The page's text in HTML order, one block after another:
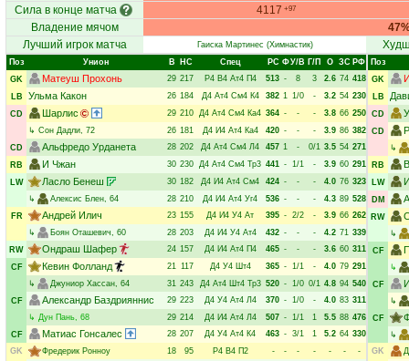
Сила в конце матча
4117 +97
Владение мячом
Лучший игрок матча
Гаиска Мартинес (Химнастик)
Поз Унион В НC Спец РC ФУ/В Г/П О ЗС РФ
GK
Матеуш Прохонь 29 217 Р4 В4 Ат4 П4 513 - 8 3 2.6 74 418
LB
Ульма Какон 26 184 Д4 Ат4 См4 К4 382 1 1/0 - 3.2 54 230
CD
Шарлис 29 210 Д4 Ат4 См4 Ка4 364 - - - 3.8 66 250
↳ Сон Дадли, 72 26 181 Д4 И4 Ат4 Ка4 420 - - - 3.9 86 382
CD
Альфредо Урданета 28 202 Д4 Ат4 См4 Л4 457 1 - 0/1 3.5 54 271
RB
И Чжан 30 230 Д4 Ат4 См4 Тр3 441 - 1/1 - 3.9 60 291
LW
Ласло Бенеш 30 182 Д4 И4 Ат4 См4 424 - - - 4.0 76 323
↳
Алексис Блен, 64 28 210 Д4 И4 Ат4 Уг4 536 - - - 4.3 89 528
FR
Андрей Илич 23 155 Д4 И4 У4 Ат 395 - 2/2 - 3.9 66 262
↳
Боян Оташевич, 60 28 203 Д4 И4 У4 Ат4 432 - - - 4.2 71 339
RW
Ондраш Шафер 24 157 Д4 И4 Ат4 П4 465 - - - 3.6 60 311
CF
Кевин Фолланд 21 117 Д4 У4 Шт4 365 - 1/1 - 4.0 79 291
↳
Джуниор Хассан, 64 31 243 Д4 Ат4 Шт4 Тр3 520 - 1/0 0/1 4.8 94 540
CF
Александр Баздрияннис 29 223 Д4 У4 Ат4 Л4 370 - 1/0 - 4.0 83 311
↳ Дун Пань, 68 29 214 Д4 И4 Ат4 Л4 507 - 1/1 1 5.5 88 476
CF
Матиас Гонсалес 28 207 Д4 У4 Ат4 К4 463 - 3/1 1 5.2 64 330
GK
Фредерик Ронноу 18 95 Р4 В4 П2 - - - - - -
-
Поз
GK
LB
CD
CD
↳
RB
LW
DM
RW
↳
CF
↳
CF
↳
CF
↳
GK